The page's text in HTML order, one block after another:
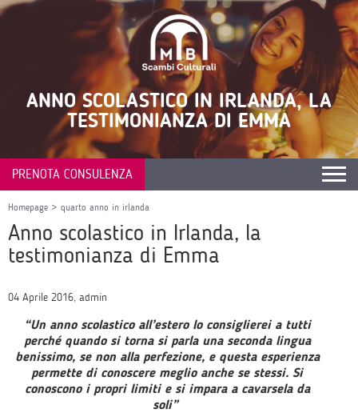
ANNO SCOLASTICO IN IRLANDA, LA
TESTIMONIANZA DI EMMA
PRENOTA CONSULENZA
Homepage > quarto anno in irlanda
Anno scolastico in Irlanda, la
testimonianza di Emma
04 Aprile 2016, admin
“Un anno scolastico all’estero lo consiglierei a tutti
perché quando si torna si parla una seconda lingua
benissimo, se non alla perfezione, e questa esperienza
permette di conoscere meglio anche se stessi. Si
conoscono i propri limiti e si impara a cavarsela da
soli”